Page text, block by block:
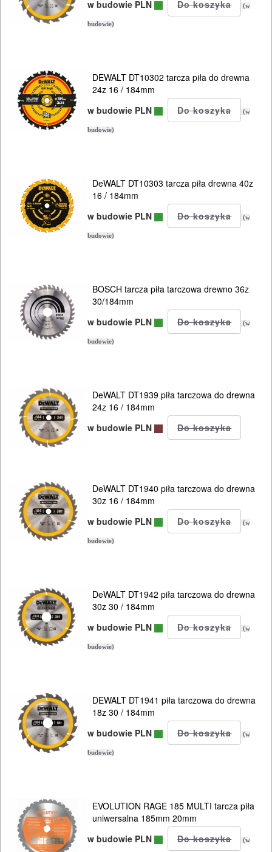
Piły
tarczowe
140/150mm
160/165mm
180/185mm
200/205mm
210/216mm
250/255mm
260/270mm
300/305mm
350/355mm
od
do
szlifierek
Frezy,
DO
METALU
Do
gwoździarek
Do
udarowych
Do
lamelownic
w budowie PLN (w
budowie)
DEWALT DT10302 tarcza piła do drewna
24z 16 / 184mm
w budowie PLN
(w
budowie)
DeWALT DT10303 tarcza piła drewna 40z
16 / 184mm
w budowie PLN
(w
budowie)
BOSCH tarcza piła tarczowa drewno 36z
30/184mm
w budowie PLN
(w
budowie)
DeWALT DT1939 piła tarczowa do drewna
24z 16 / 184mm
w budowie PLN
DeWALT DT1940 piła tarczowa do drewna
30z 16 / 184mm
w budowie PLN
(w
budowie)
DeWALT DT1942 piła tarczowa do drewna
30z 30 / 184mm
w budowie PLN
(w
budowie)
DEWALT DT1941 piła tarczowa do drewna
18z 30 / 184mm
w budowie PLN
(w
budowie)
EVOLUTION RAGE 185 MULTI tarcza piła
uniwersalna 185mm 20mm
w budowie PLN
(w